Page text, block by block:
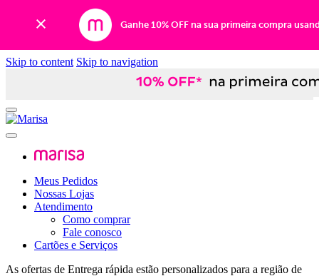
Ganhe 10% OFF na sua primeira compra
Skip to content Skip to navigation
Meus Pedidos
Nossas Lojas
Atendimento
Como comprar
Fale conosco
Cartões e Serviços
As ofertas de Entrega rápida estão personalizados para a região de